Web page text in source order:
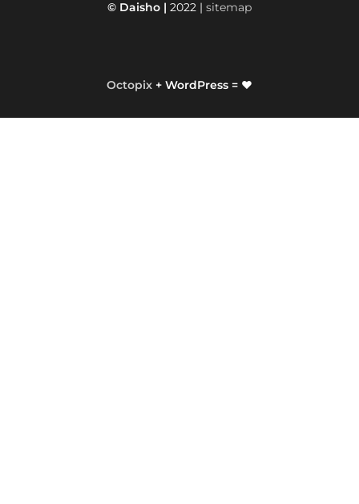
© Daisho | 2022 | sitemap
Octopix + WordPress = ❤